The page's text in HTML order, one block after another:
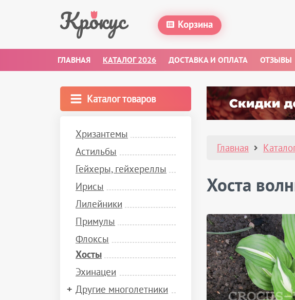
Корзина
ГЛАВНАЯ КАТАЛОГ 2026 ДОСТАВКА И ОПЛАТА ОТЗЫВЫ
Каталог товаров
Хризантемы
Астильбы
Гейхеры, гейхереллы
Ирисы
Лилейники
Примулы
Флоксы
Хосты
Эхинацеи
Другие многолетники
Главная
Хоста